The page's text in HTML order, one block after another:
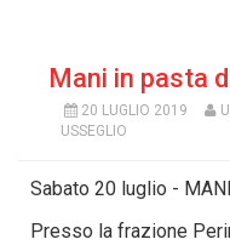
Mani in pasta
20 LUGLIO 2019
USSEGLIO
Sabato 20 luglio -
Presso la frazione